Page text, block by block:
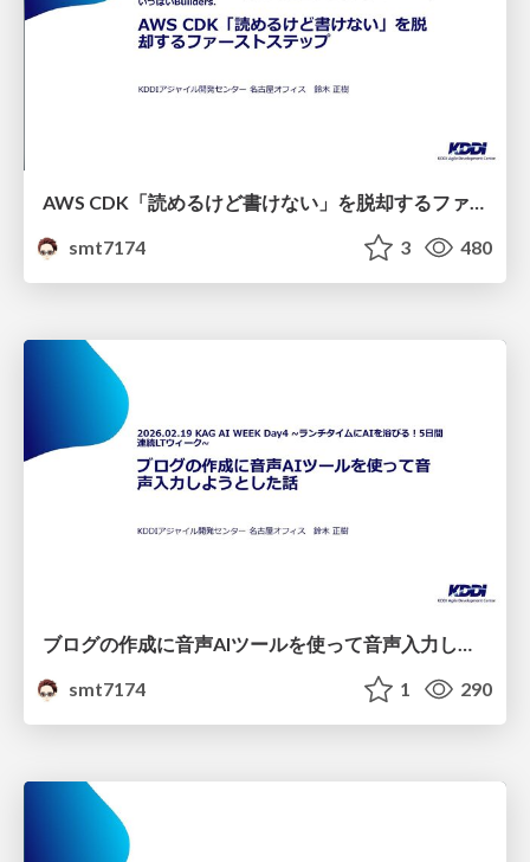
AWS CDK「読めるけど書けない」を脱却するファーストステップ
smt7174
3 480
smt7174
1 290